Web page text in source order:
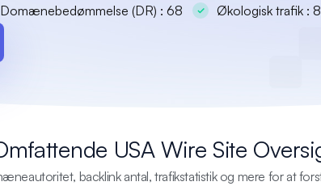
Domænebedømmelse (DR) : 68
Økologisk trafik :
USA Wire Site
backlink antal, trafikstatistik og mere for at